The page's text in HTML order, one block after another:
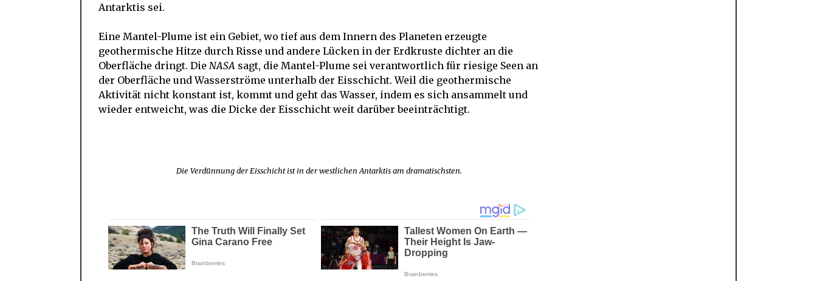
Antarktis sei.
Eine Mantel-Plume ist ein Gebiet, wo tief aus dem Innern des Planeten erzeugte
geothermische Hitze durch Risse und andere Lücken in der Erdkruste dichter an die
Oberfläche dringt. Die NASA sagt, die Mantel-Plume sei verantwortlich für riesige Seen an
der Oberfläche und Wasserströme unterhalb der Eisschicht. Weil die geothermische
Aktivität nicht konstant ist, kommt und geht das Wasser, indem es sich ansammelt und
wieder entweicht, was die Dicke der Eisschicht weit darüber beeinträchtigt.
Die Verdünnung der Eisschicht ist in der westlichen Antarktis am dramatischsten.